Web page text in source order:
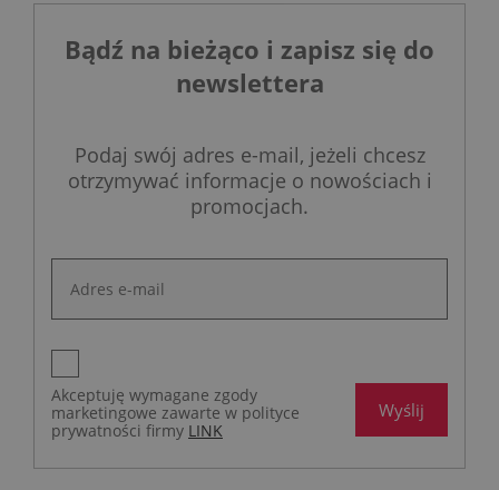
Bądź na bieżąco i zapisz się do
newslettera
Podaj swój adres e-mail, jeżeli chcesz
otrzymywać informacje o nowościach i
promocjach.
Akceptuję wymagane zgody
marketingowe zawarte w polityce
prywatności firmy LINK
Wyślij